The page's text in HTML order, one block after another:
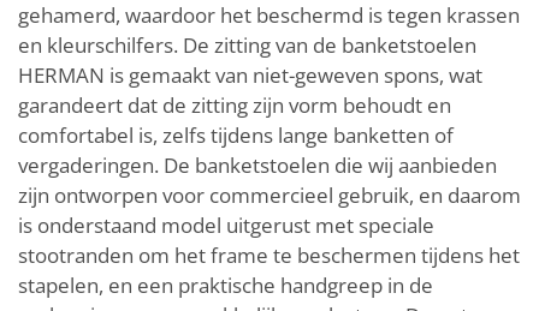
gehamerd, waardoor het beschermd is tegen krassen
en kleurschilfers. De zitting van de banketstoelen
HERMAN is gemaakt van niet-geweven spons, wat
garandeert dat de zitting zijn vorm behoudt en
comfortabel is, zelfs tijdens lange banketten of
vergaderingen. De banketstoelen die wij aanbieden
zijn ontworpen voor commercieel gebruik, en daarom
is onderstaand model uitgerust met speciale
stootranden om het frame te beschermen tijdens het
stapelen, en een praktische handgreep in de